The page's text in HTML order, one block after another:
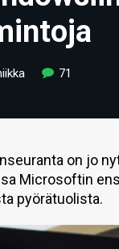
71
on jo
Microsoftin
pyörätuolista.